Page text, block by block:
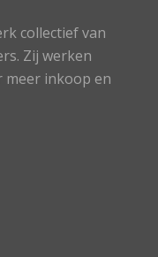
collectief van
Zij werken
meer inkoop en